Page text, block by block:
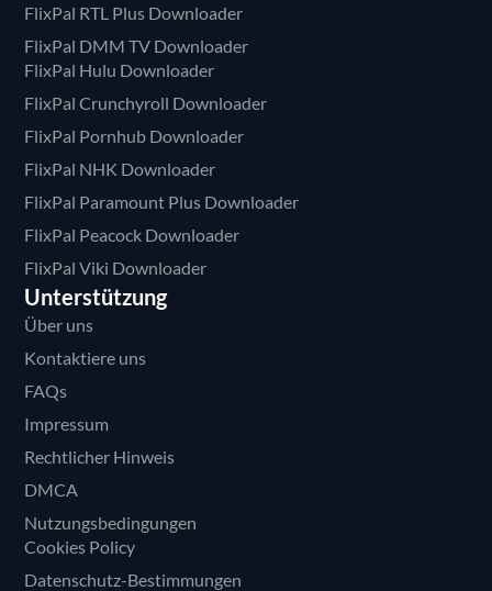
FlixPal RTL Plus Downloader
FlixPal DMM TV Downloader
FlixPal Hulu Downloader
FlixPal Crunchyroll Downloader
FlixPal Pornhub Downloader
FlixPal NHK Downloader
FlixPal Paramount Plus Downloader
FlixPal Peacock Downloader
FlixPal Viki Downloader
Unterstützung
Über uns
Kontaktiere uns
FAQs
Impressum
Rechtlicher Hinweis
DMCA
Nutzungsbedingungen
Cookies Policy
Datenschutz-Bestimmungen